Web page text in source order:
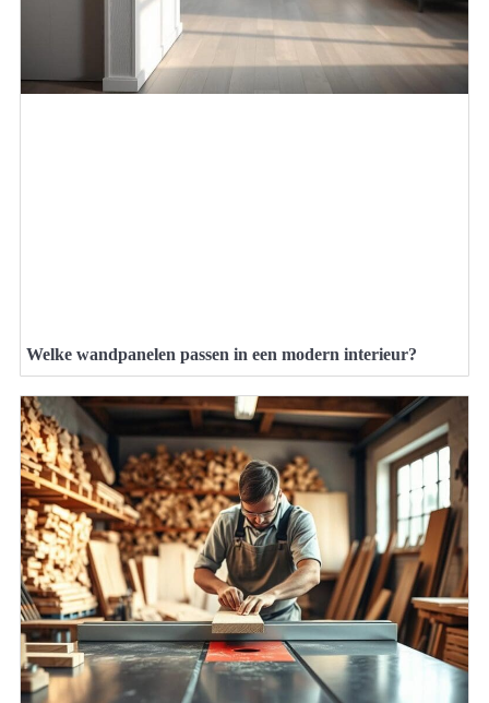
Welke wandpanelen passen in een modern interieur?